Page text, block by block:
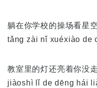
躺在你学校的操场看星空
tǎng zài nǐ xuéxiào de
教室里的灯还亮着你没走
jiàoshì lǐ de dēng hái